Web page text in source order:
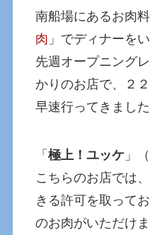
南船場にあるお肉
肉 」でディナーを
先週オープニング
かりのお店で、２
早速行ってきました
「極上！ユッケ 」
こちらのお店では
きる許可を取って
のお肉がいただけま